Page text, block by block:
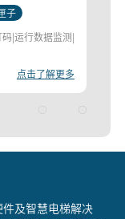
子
|运行数据监测|
点击了解更多
及智慧电梯解决